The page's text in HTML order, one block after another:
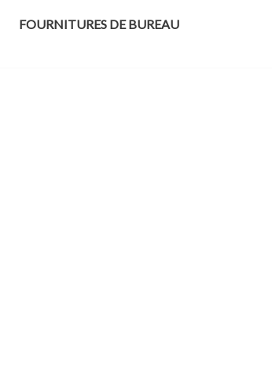
FOURNITURES DE BUREAU